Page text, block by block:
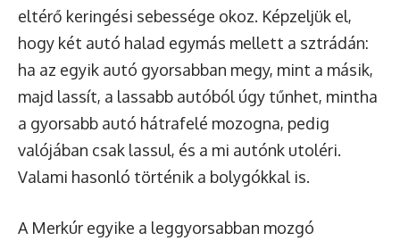
eltérő keringési sebessége okoz. Képzeljük el,
hogy két autó halad egymás mellett a sztrádán:
ha az egyik autó gyorsabban megy, mint a másik,
majd lassít, a lassabb autóból úgy tűnhet, mintha
a gyorsabb autó hátrafelé mozogna, pedig
valójában csak lassul, és a mi autónk utoléri.
Valami hasonló történik a bolygókkal is.
A Merkúr egyike a leggyorsabban mozgó